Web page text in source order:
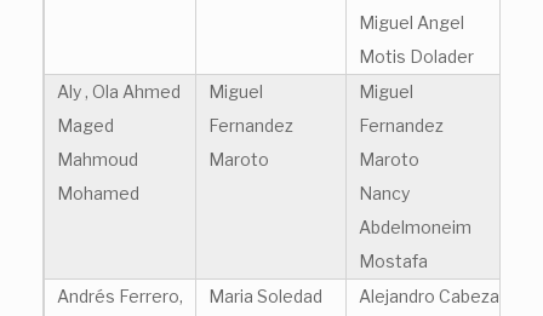
Miguel Angel
Motis Dolader
Aly , Ola Ahmed
Maged
Mahmoud
Mohamed
Miguel
Fernandez
Maroto
Miguel
Fernandez
Maroto
Nancy
Abdelmoneim
Mostafa
Andrés Ferrero,
Maria Soledad
Alejandro Cabeza